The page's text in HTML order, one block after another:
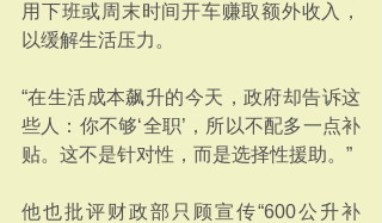
用下班或周末时间开车赚取额外收入，
以缓解生活压力。
“在生活成本飙升的今天，政府却告诉这
些人：你不够‘全职’，所以不配多一点补
贴。这不是针对性，而是选择性援助。”
他也批评财政部只顾宣传“600公升补